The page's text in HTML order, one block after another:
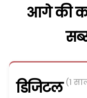
आगे की
डिजिटल (1